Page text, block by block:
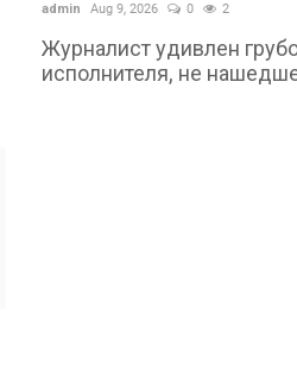
admin Aug 9, 2026 0 2
Журналист удивлен
исполнителя, не